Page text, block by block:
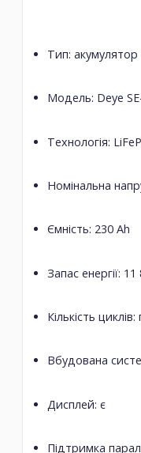
Тип:
Модель: Deye
Технологія:
Номінальна
Ємність: 230 Ah
Запас енергії:
Кількість
Вбудована
Дисплей: є
Підтримка